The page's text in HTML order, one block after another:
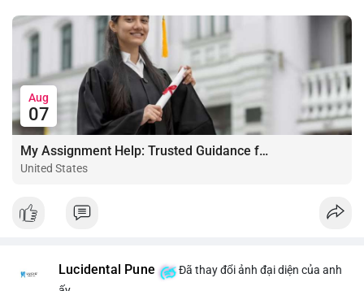
Aug
07
My Assignment Help: Trusted Guidance for Academic Excellence
United States
Lucidental Pune
Đã thay đổi ảnh đại diện của anh